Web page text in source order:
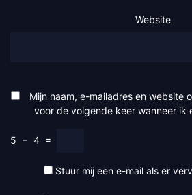
Website
Mijn naam, e-mailadres en website
voor de volgende keer wanneer ik
5 − 4 =
Stuur mij een e-mail als er